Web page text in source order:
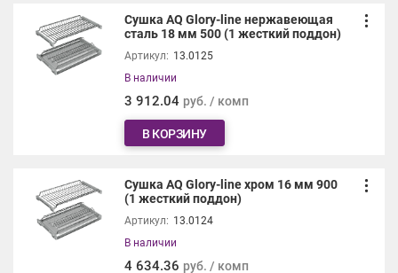
Сушка AQ Glory-line нержавеющая
сталь 18 мм 500 (1 жесткий поддон)
Артикул: 13.0125
В наличии
3 912.04 руб. / комп
В КОРЗИНУ
Сушка AQ Glory-line хром 16 мм 900
(1 жесткий поддон)
Артикул: 13.0124
В наличии
4 634.36 руб. / комп